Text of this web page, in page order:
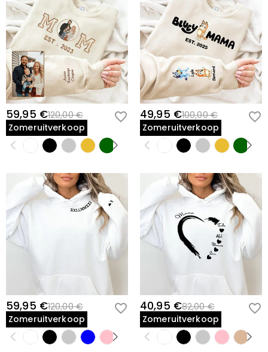
59,95 €120,00 €
Zomeruitverkoop
49,95 €100,00 €
Zomeruitverkoop
59,95 €120,00 €
Zomeruitverkoop
40,95 €82,00 €
Zomeruitverkoop